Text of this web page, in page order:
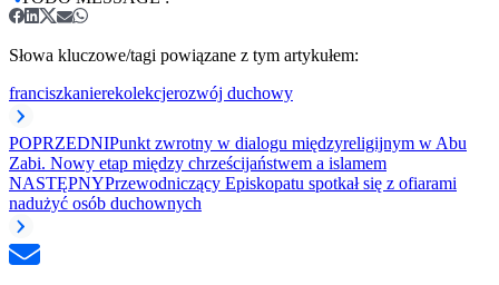
Słowa kluczowe/tagi powiązane z tym artykułem:
franciszkanierekolekcjerozwój duchowy
POPRZEDNIPunkt zwrotny w dialogu międzyreligijnym w Abu
Zabi. Nowy etap między chrześcijaństwem a islamem
NASTĘPNYPrzewodniczący Episkopatu spotkał się z ofiarami
nadużyć osób duchownych